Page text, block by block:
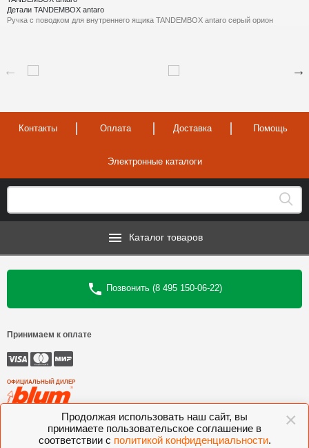
×
Продолжая использовать наш сайт, вы
принимаете пользовательское соглашение в
соответствии с политикой конфиденциальности.
Детали TANDEMBOX antaro
Ручка с поводком для внутреннего ящика TANDEMBOX antaro серый орион
Контакты Оплата Доставка Помощь
Электронные каталоги
Каталог товаров
Позвонить (8 495 150-06-22)
Принимаем к оплате
ОФИЦИАЛЬНЫЙ ДИЛЕР
Интеркомплект, 2006—2026
Комлектующие для мебели BLUM, FGV, VIBO, KESSEBOHMER, VOLPATO,